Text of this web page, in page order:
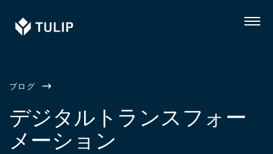
Tulip
メ
ブログ
デジタルトランスフォー
メーション